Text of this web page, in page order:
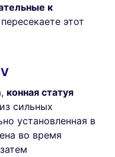
к
этот
конная статуя
сильных
установленная в
во время